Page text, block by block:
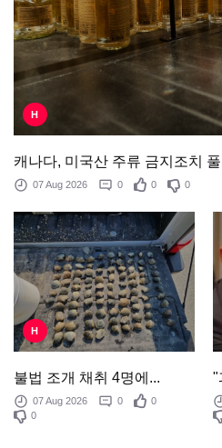
H
캐나다, 미국산 주류 금지조치
07 Aug 2026 0 0 0
H
불법 조개 채취 4명에...
07 Aug 2026 0
0
0
"